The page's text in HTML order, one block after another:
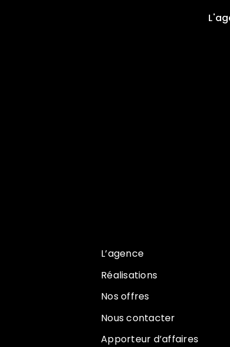
L’agence
Réalisations
Nos offres
Nous contacter
Apporteur d’affaires